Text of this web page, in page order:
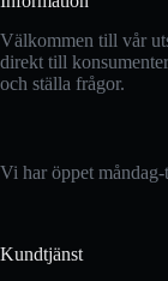
Välkommen till vår
direkt till
och ställa frågor.
Vi har öppet
Kundtjänst